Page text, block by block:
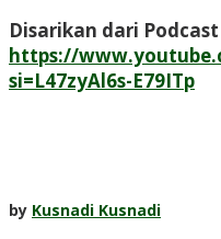
Disarikan dari
https://
si=L47zyAl6s-E79ITp
by Kusnadi Kusnadi